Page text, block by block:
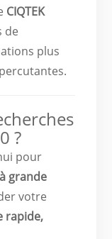
CIQTEK
de
plus
?
pour
grande
votre
rapide,